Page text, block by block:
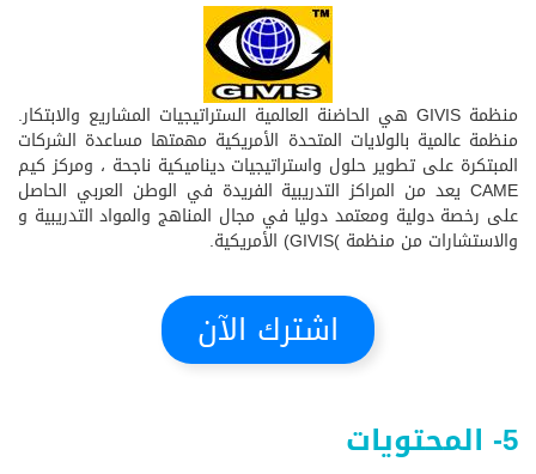
منظمة GIVIS هي الحاضنة العالمية الستراتيجيات المشاريع والابتكار.
منظمة عالمية بالولايات المتحدة الأمريكية مهمتها مساعدة الشركات
المبتكرة على تطوير حلول واستراتيجيات ديناميكية ناجحة ، ومركز كيم
CAME يعد من المراكز التدريبية الفريدة في الوطن العربي الحاصل
على رخصة دولية ومعتمد دوليا في مجال المناهج والمواد التدريبية و
والاستشارات من منظمة )GIVIS) الأمريكية.
اشترك الآن
5- المحتويات